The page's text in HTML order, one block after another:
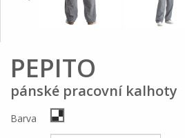
PEPITO
pánské pracovní kalhoty
Barva